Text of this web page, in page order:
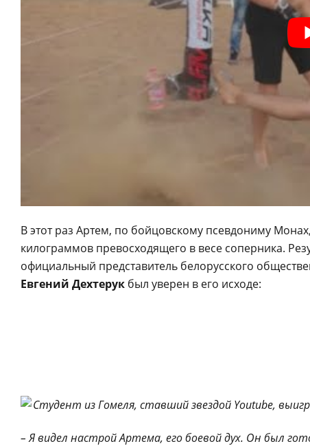
В этот раз Артем, по бойцовскому псевдониму
килограммов превосходящего в весе соперника.
официальный представитель белорусского
Евгений Дехтерук был уверен в его исходе:
– Я видел настрой Артема, его боевой дух. Он был